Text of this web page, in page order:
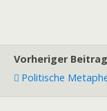
Vorheriger Beitrag
Politische